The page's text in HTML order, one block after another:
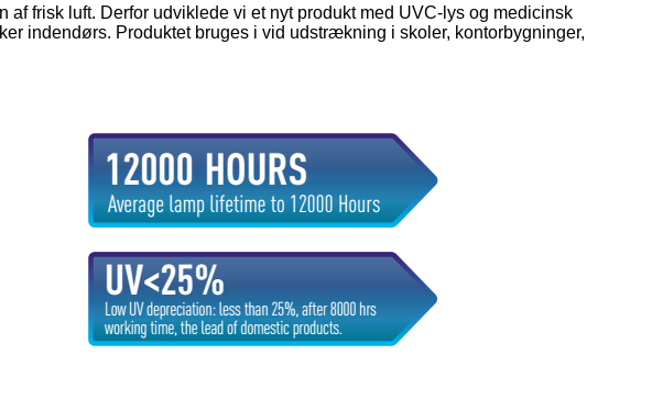
af ​​frisk luft. Derfor udviklede vi et nyt produkt med UVC-lys og medicinsk
indendørs. Produktet bruges i vid udstrækning i skoler, kontorbygninger,